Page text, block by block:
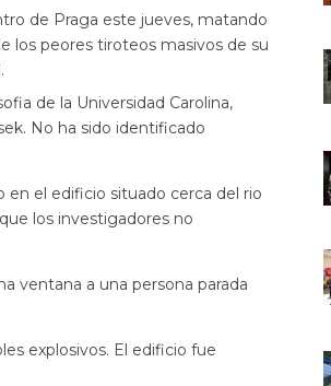
de Praga este jueves, matando
los peores tiroteos masivos de su
de la Universidad Carolina,
No ha sido identificado
en el edificio situado cerca del rio
los investigadores no
ventana a una persona parada
explosivos. El edificio fue